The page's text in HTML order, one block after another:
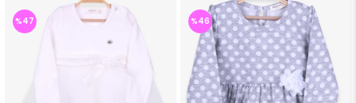
%47 %46